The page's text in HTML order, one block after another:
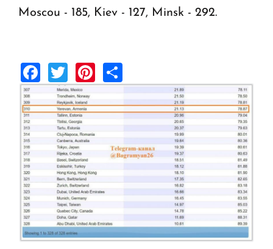
Moscou - 185, Kiev - 127, Minsk - 292.
Facebook
TwitterPinterest